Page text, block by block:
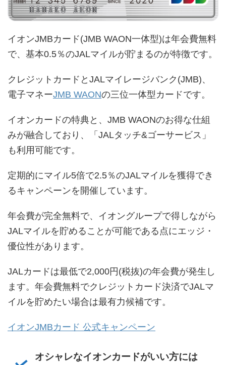
イオンJMBカード(JMB WAON一体型)は年会費無料
で、基本0.5％のJALマイルが貯まるのが特徴です。
クレジットカードとJALマイレージバンク(JMB)、
電子マネーJMB WAONの三位一体型カードです。
イオンカードの特典と、JMB WAONのお得な仕組
みが融合しており、「JALタッチ&ゴーサービス」
も利用可能です。
定期的にマイル5倍で2.5％のJALマイルを獲得でき
るキャンペーンを開催しています。
年会費が完全無料で、イオングループで得しながら
JALマイルを貯めることが可能である点にエッジ・
優位性があります。
JALカードは最低で2,000円(税抜)の年会費が発生し
ます。年会費無料でクレジットカード決済でJALマ
イルを貯めたい場合は最有力候補です。
イオンJMBカード 公式キャンペーン
オシャレなイオンカードがいい方には